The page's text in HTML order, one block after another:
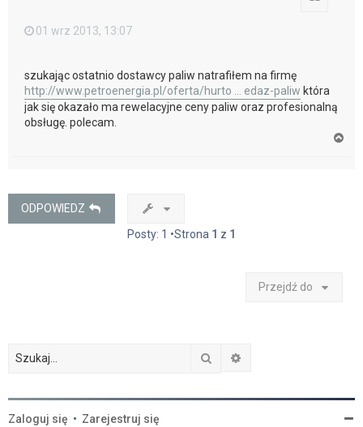
01 wrz 2013, 13:07
szukając ostatnio dostawcy paliw natrafiłem na firmę
http://www.petroenergia.pl/oferta/hurto ... edaz-paliw która
jak się okazało ma rewelacyjne ceny paliw oraz profesionalną
obsługę. polecam.
ODPOWIEDZ
Posty: 1 •Strona 1 z 1
Przejdź do
Szukaj
Zaloguj się • Zarejestruj się